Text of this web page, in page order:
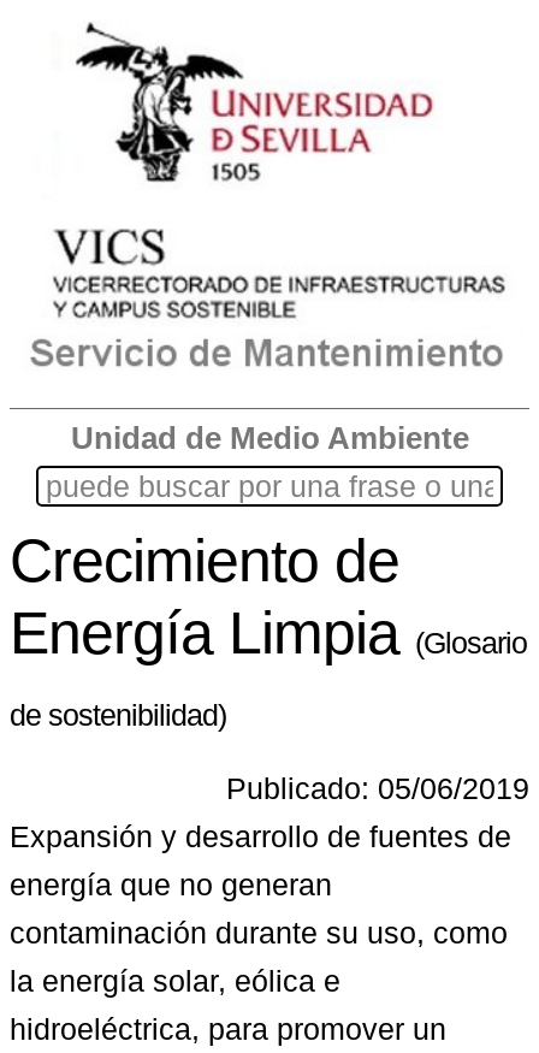
Unidad de Medio Ambiente
Crecimiento de
Energía Limpia (Glosario
de sostenibilidad)
Publicado: 05/06/2019
Expansión y desarrollo de fuentes de
energía que no generan
contaminación durante su uso, como
la energía solar, eólica e
hidroeléctrica, para promover un